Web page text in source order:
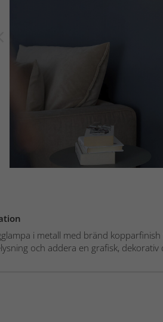
i metall med bränd kopparfinish
och addera en grafisk, dekorativ